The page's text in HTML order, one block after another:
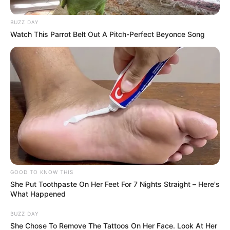
¿Cómo funciona y quiénes pueden
BUZZ DAY
Watch This Parrot Belt Out A Pitch-Perfect Beyonce Song
GOOD TO KNOW THIS
She Put Toothpaste On Her Feet For 7 Nights Straight – Here's
What Happened
BUZZ DAY
She Chose To Remove The Tattoos On Her Face. Look At Her